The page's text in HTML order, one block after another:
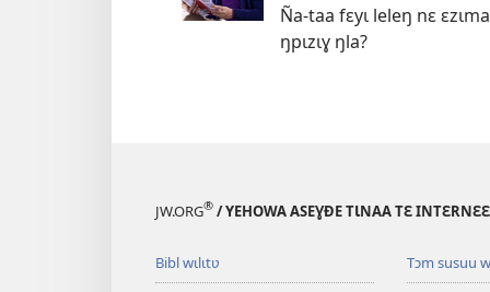
Ña-taa fɛyɩ leleŋ nɛ
ŋpɩzɩɣ ŋla?
JW.ORG® / YEHOWA ASEƔĐE TƖNAA TƐ
Bibl wɩlɩtʋ Tɔm susuu